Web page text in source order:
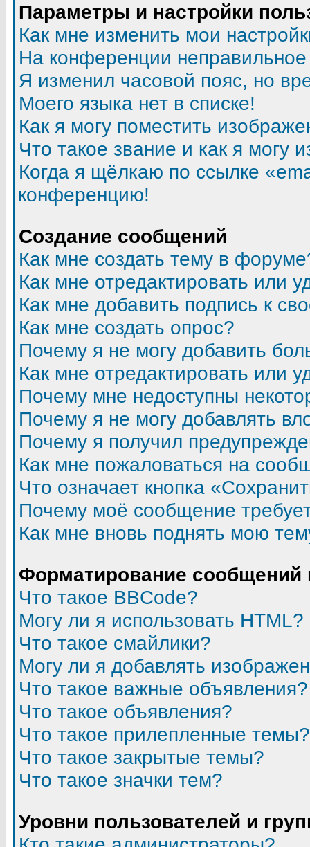
Параметры и настройки
Как мне изменить мои
На конференции
Я изменил часовой пояс, но
Моего языка нет в списке!
Как я могу поместить
Что такое звание и как я могу
Когда я щёлкаю по ссылке
конференцию!
Создание сообщений
Как мне создать тему в
Как мне отредактировать или
Как мне добавить подпись к
Как мне создать опрос?
Почему я не могу добавить
Как мне отредактировать или
Почему мне недоступны
Почему я не могу добавлять
Почему я получил
Как мне пожаловаться на
Что означает кнопка
Почему моё сообщение
Как мне вновь поднять мою
Форматирование
Что такое BBCode?
Могу ли я использовать HTML?
Что такое смайлики?
Могу ли я добавлять
Что такое важные объявления?
Что такое объявления?
Что такое прилепленные темы?
Что такое закрытые темы?
Что такое значки тем?
Уровни пользователей и